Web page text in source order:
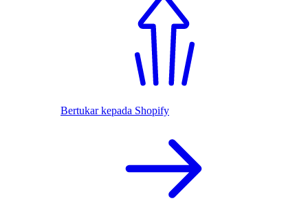
Bertukar kepada Shopify